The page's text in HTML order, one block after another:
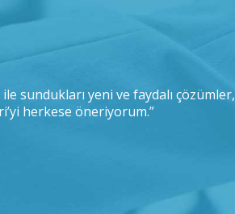
sundukları yeni ve faydalı çözümler,
herkese öneriyorum.”